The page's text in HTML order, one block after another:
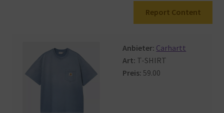
Report Content
Anbieter: Carhartt
Art: T-SHIRT
Preis:59.00